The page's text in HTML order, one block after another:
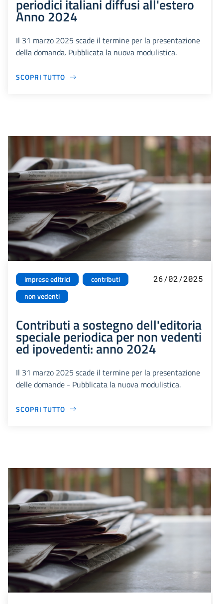
periodici italiani diffusi all'estero
Anno 2024
Il 31 marzo 2025 scade il termine per la presentazione
della domanda. Pubblicata la nuova modulistica.
SCOPRI TUTTO
imprese editrici
contributi
non vedenti
26/02/2025
Contributi a sostegno dell'editoria
speciale periodica per non vedenti
ed ipovedenti: anno 2024
Il 31 marzo 2025 scade il termine per la presentazione
delle domande - Pubblicata la nuova modulistica.
SCOPRI TUTTO